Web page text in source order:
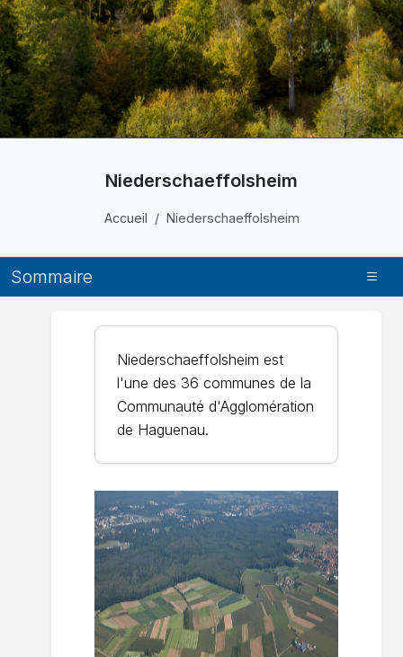
Niederschaeffolsheim
Accueil Niederschaeffolsheim
Sommaire
Niederschaeffolsheim est
l'une des 36 communes de la
Communauté d'Agglomération
de Haguenau.